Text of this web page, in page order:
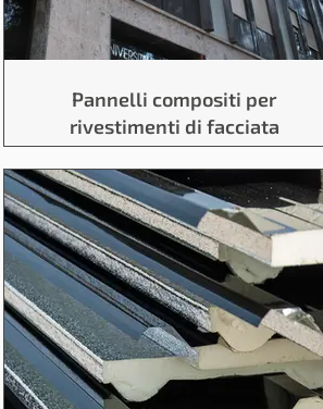
Pannelli compositi per
rivestimenti di facciata